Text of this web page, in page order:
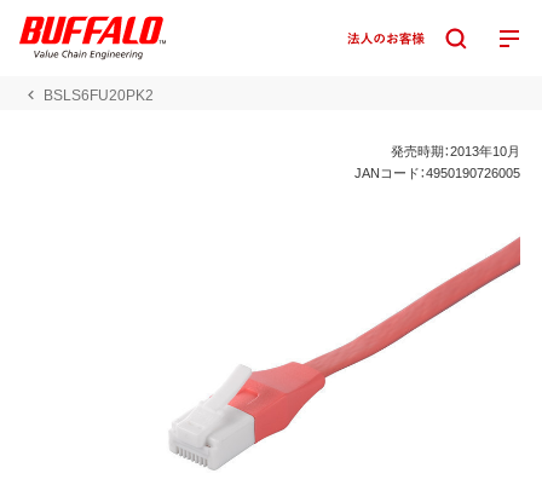
BSLS6FU20PK2
発売時期：2013年10月
JANコード：4950190726005